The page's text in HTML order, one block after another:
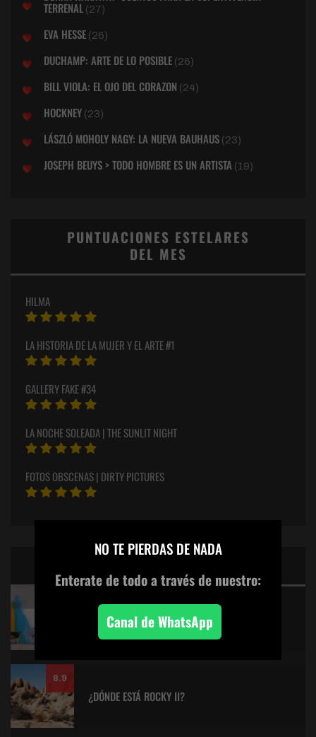
TERRENAL (27)
EVA HESSE (26)
DUCHAMP: ARTE DE LO POSIBLE (26)
BILL VIOLA: EL OJO DEL CORAZON (24)
HOCKNEY (23)
LÁSZLÓ MOHOLY NAGY: LA NUEVA BAUHAUS (23)
JOSEPH BEUYS > TODO HOMBRE ES UN ARTISTA (19)
PUNTUACIONES ESTELARES
DEL MES
HILMA
LA HISTORIA DE LA MUJER Y EL ARTE #1
GALLERY FAKE #34
LA NOCHE SOLEADA | THE SUNLIT NIGHT
FOTOS OBSCENAS | DIRTY PICTURES
KITANO > AQUILES Y LA TORTUGA
8.9
¿DÓNDE ESTÁ ROCKY II?
NO TE PIERDAS DE NADA
Enterate de todoa través de nuestro:
Canal de WhatsApp